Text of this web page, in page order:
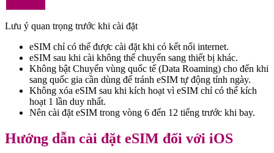
Lưu ý quan trọng trước khi cài đặt
eSIM chỉ có thể được cài đặt khi có kết nối internet.
eSIM sau khi cài không thể chuyển sang thiết bị khác.
Không bật Chuyển vùng quốc tế (Data Roaming) cho đến khi
sang quốc gia cần dùng để tránh eSIM tự động tính ngày.
Không xóa eSIM sau khi kích hoạt vì eSIM chỉ có thể kích
hoạt 1 lần duy nhất.
Nên cài đặt eSIM trong vòng 6 đến 12 tiếng trước khi bay.
Hướng dẫn cài đặt eSIM đối với iOS